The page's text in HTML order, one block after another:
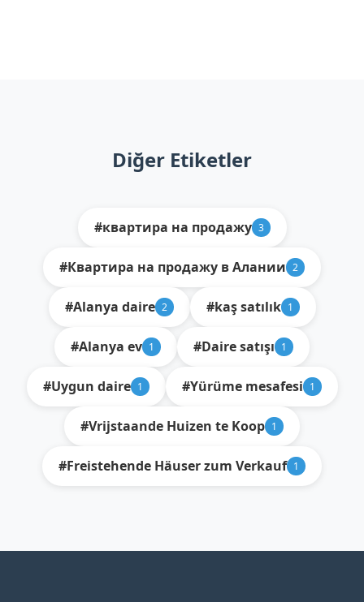
Diğer Etiketler
#квартира на продажу 3
#Квартира на продажу в Алании 2
#Alanya daire 2 #kaş satılık 1
#Alanya ev 1 #Daire satışı 1
#Uygun daire 1 #Yürüme mesafesi 1
#Vrijstaande Huizen te Koop 1
#Freistehende Häuser zum Verkauf 1